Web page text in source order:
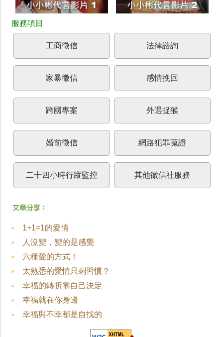
工商徵信 法律諮詢
家暴徵信 感情挽回
跨國專案 外遇捉猴
婚前徵信 網路犯罪蒐證
二十四小時行蹤監控 其他徵信社服務
1+1=1的愛情
人沒變，變的是感覺
六種愛的方式！
太熟悉的愛情只剩習慣？
幸福的轉折靠自己決定
幸福就在你身邊
幸福與不幸都是自找的